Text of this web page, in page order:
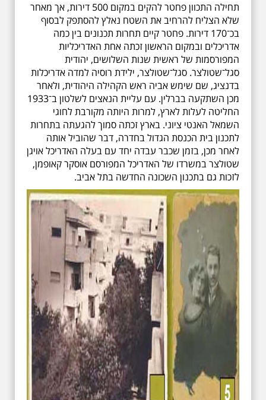
תחילה התכוון פחטר להקים במקום 500 דירות, אך מאחר
שלא הצליח להרחיב את השטח נאלץ להסתפק לבסוף
בכ־170 דירות. פחטר קיים תחרות תכנונים בין כמה
אדריכלים ובמקום הראשון זכתה אחת האדריכליות
המפורסמות של ראשית שנות השלושים, יהודית
סגל־שטולצר. סגל־שטולצר, ילידת רוסיה למדה אדריכלות
בדנציג, שם שימש אביה ראש הקהילה היהודית, ולאחר
מכן השתקעה בברלין. עם עליית הנאצים לשלטון ב־1933
החליטה לעלות לארץ, למרות היותה מקורבת לחוגי
השמאל האנטי ציוני. בארץ זכתה סמוך להגעתה בתחרות
לתכנון בית הכנסת הגדול בחדרה, דבר שהוביל אותה
לאחר מכן, בזמן שכבר עבדה יחד עם בעלה האדריכל אויגן
שטולצר במשרדו של האדריכל המפורסם אוסקר קאופמן,
לזכות גם בתכנון השכונה החדשה בתל אביב.